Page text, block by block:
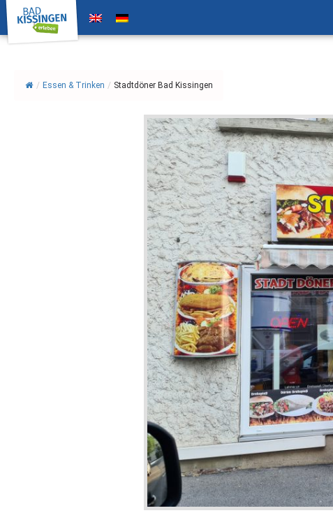
/ Essen & Trinken / Stadtdöner Bad Kissingen